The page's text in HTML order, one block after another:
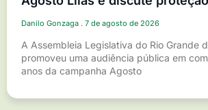
Danilo Gonzaga 7 de agosto de 2026
A Assembleia Legislativa do Rio Grande
promoveu uma audiência pública em
anos da campanha Agosto